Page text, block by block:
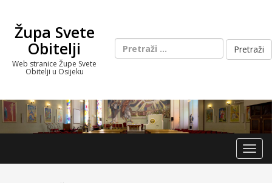
contentŽupa Svete
Obitelji
Web stranice Župe Svete
Obitelji u Osijeku
Pretraži: